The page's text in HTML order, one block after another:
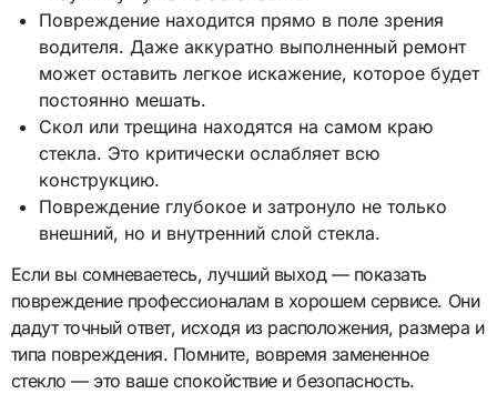
Повреждение находится прямо в поле зрения
водителя. Даже аккуратно выполненный ремонт
может оставить легкое искажение, которое будет
постоянно мешать.
Скол или трещина находятся на самом краю
стекла. Это критически ослабляет всю
конструкцию.
Повреждение глубокое и затронуло не только
внешний, но и внутренний слой стекла.
Если вы сомневаетесь, лучший выход — показать
повреждение профессионалам в хорошем сервисе. Они
дадут точный ответ, исходя из расположения, размера и
типа повреждения. Помните, вовремя замененное
стекло — это ваше спокойствие и безопасность.